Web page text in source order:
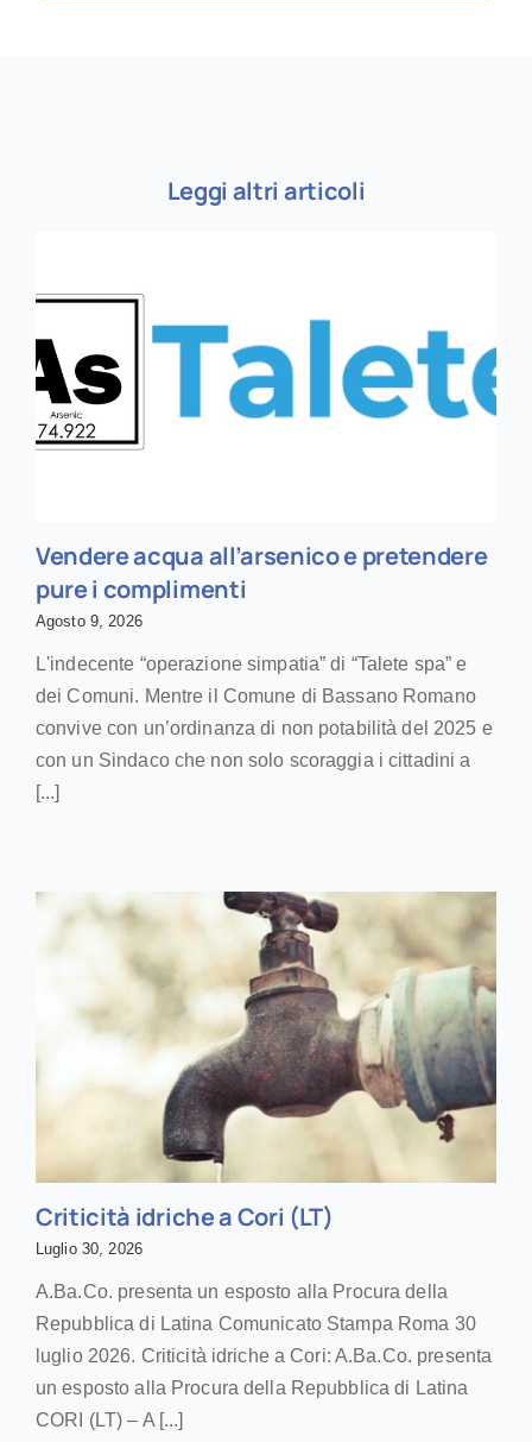
Leggi altri articoli
Vendere acqua all’arsenico e pretendere
pure i complimenti
Agosto 9, 2026
L'indecente “operazione simpatia” di “Talete spa” e
dei Comuni. Mentre il Comune di Bassano Romano
convive con un’ordinanza di non potabilità del 2025 e
con un Sindaco che non solo scoraggia i cittadini a
[...]
Criticità idriche a Cori (LT)
Luglio 30, 2026
A.Ba.Co. presenta un esposto alla Procura della
Repubblica di Latina Comunicato Stampa Roma 30
luglio 2026. Criticità idriche a Cori: A.Ba.Co. presenta
un esposto alla Procura della Repubblica di Latina
CORI (LT) – A [...]